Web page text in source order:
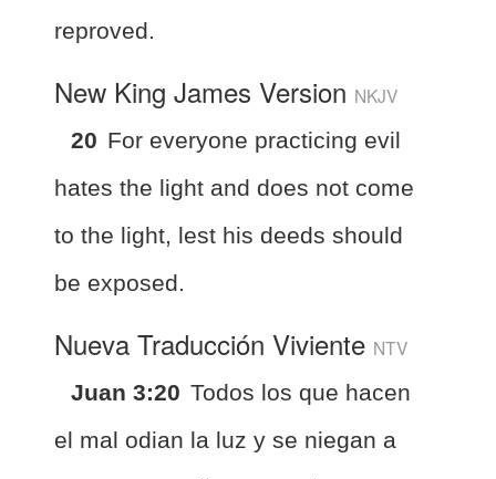
reproved.
New King James Version NKJV
20 For everyone practicing evil
hates the light and does not come
to the light, lest his deeds should
be exposed.
Nueva Traducción Viviente NTV
Juan 3:20 Todos los que hacen
el mal odian la luz y se niegan a